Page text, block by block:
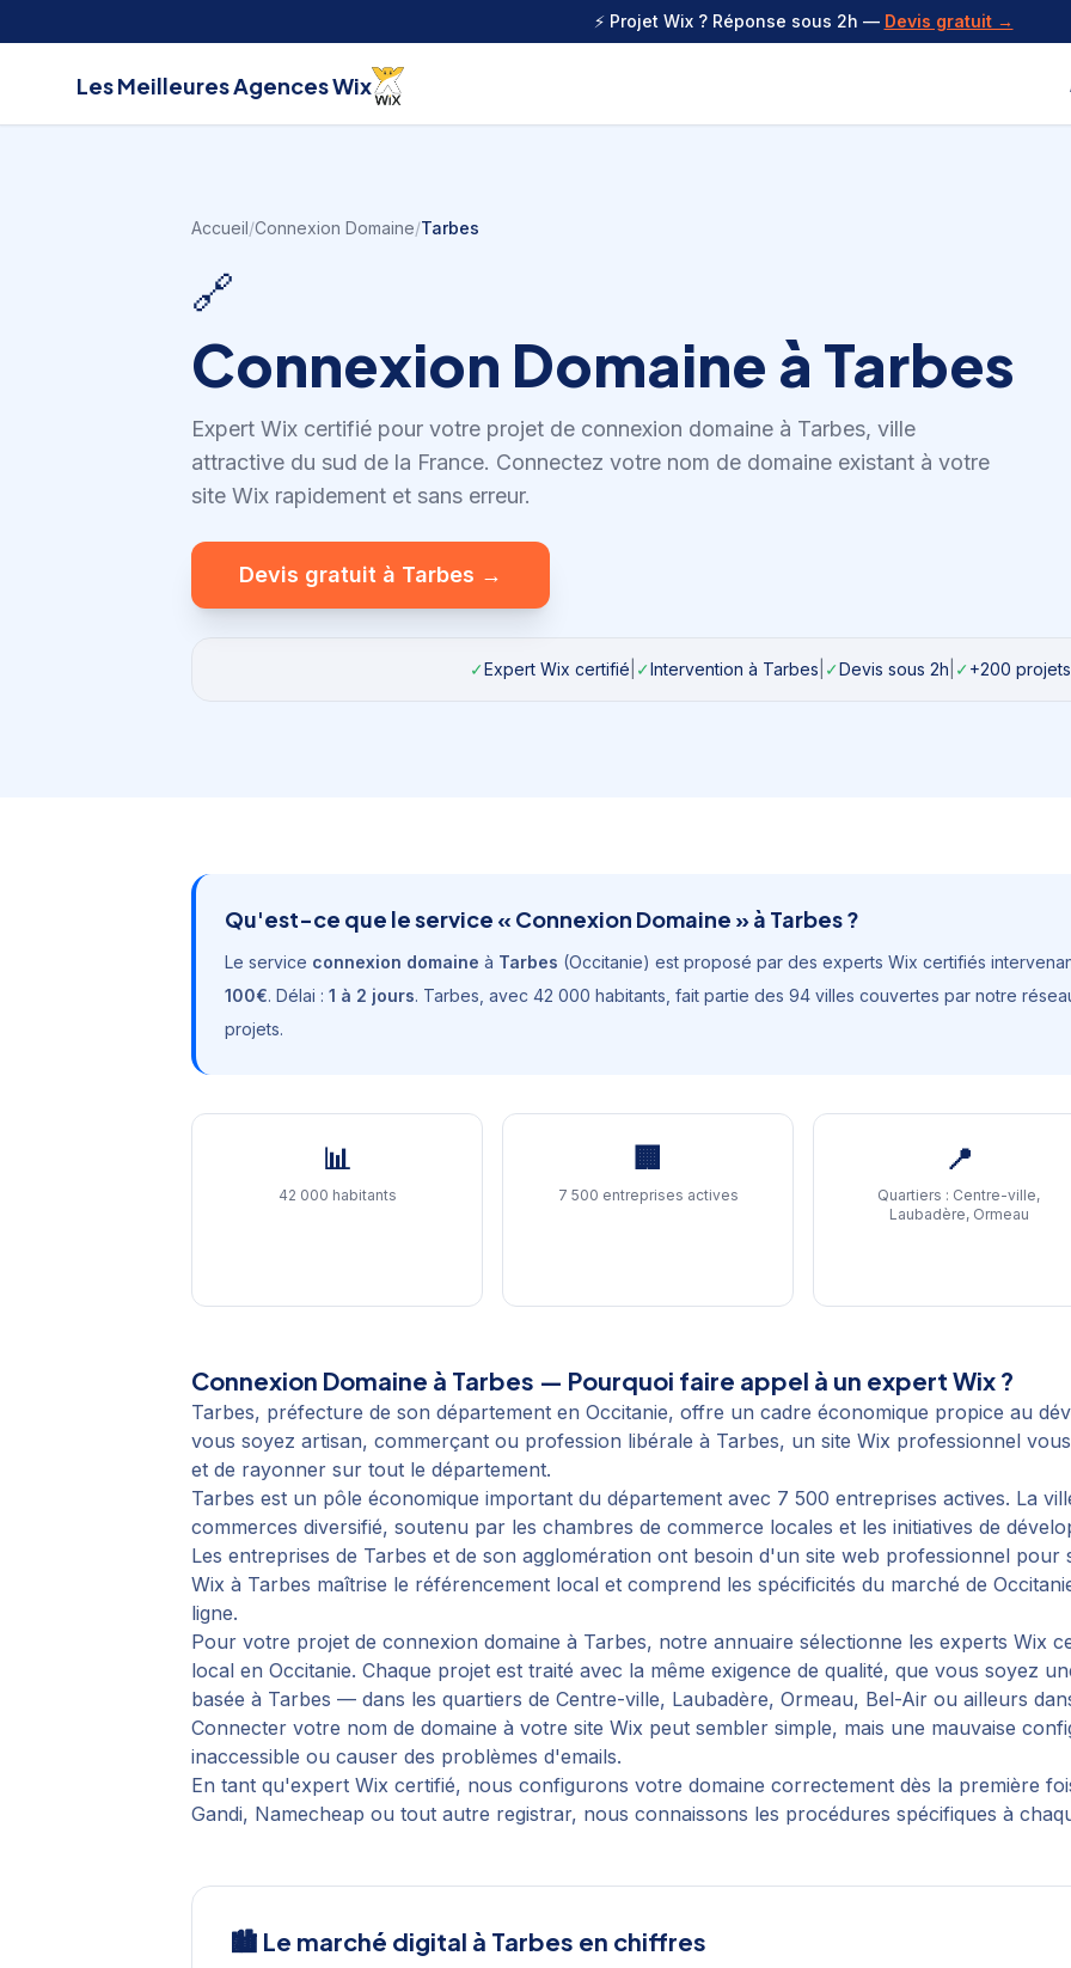
⚡ Projet Wix ? Réponse sous 2h — Devis gratuit →
Les MeilleuresAgences Wix
Accueil/Connexion Domaine/Tarbes
🔗
Connexion Domaine à Tarbes
Expert Wix certifié pour votre projet de connexion domaine à Tarbes, ville
attractive du sud de la France. Connectez votre nom de domaine existant à votre
site Wix rapidement et sans erreur.
Devis gratuit à Tarbes →
✓Expert Wix certifié ✓Intervention à Tarbes ✓Devis sous 2h ✓+200
Qu'est-ce que le service « Connexion Domaine » à Tarbes?
Le service connexion domaine à Tarbes (Occitanie) est proposé par des experts Wix certifiés
100€. Délai : 1 à 2 jours. Tarbes , avec 42 000 habitants , fait partie des 94 villes couvertes par notre
projets.
📊
42 000 habitants
🏢
7 500 entreprises actives
📍
Quartiers : Centre-ville,
Laubadère, Ormeau
Connexion Domaine à Tarbes — Pourquoi faire appel à un expert Wix ?
Tarbes, préfecture de son département en Occitanie, offre un cadre économique propice au
vous soyez artisan, commerçant ou profession libérale à Tarbes, un site Wix professionnel
et de rayonner sur tout le département.
Tarbes est un pôle économique important du département avec 7 500 entreprises actives. La
commerces diversifié, soutenu par les chambres de commerce locales et les initiatives de
Les entreprises de Tarbes et de son agglomération ont besoin d'un site web professionnel
Wix à Tarbes maîtrise le référencement local et comprend les spécificités du marché de
ligne.
Pour votre projet de connexion domaine à Tarbes, notre annuaire sélectionne les experts Wix
local en Occitanie. Chaque projet est traité avec la même exigence de qualité, que vous soyez
basée à Tarbes — dans les quartiers de Centre-ville, Laubadère, Ormeau, Bel-Air ou ailleurs
Connecter votre nom de domaine à votre site Wix peut sembler simple, mais une mauvaise
inaccessible ou causer des problèmes d'emails.
En tant qu'expert Wix certifié, nous configurons votre domaine correctement dès la première
Gandi, Namecheap ou tout autre registrar, nous connaissons les procédures spécifiques à
🏙️ Le marché digital à Tarbes en chiffres